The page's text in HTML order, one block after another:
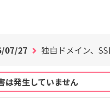
WordPress の脆
07/27
独自ドメイン、
07/29
「なりすまし・フ
07/27
独自ドメイン、
は発生していません